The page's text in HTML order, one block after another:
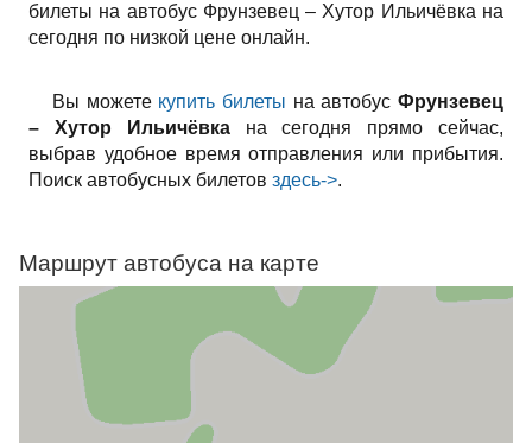
билеты на автобус Фрунзевец – Хутор Ильичёвка на
сегодня по низкой цене онлайн.
Вы можете купить билеты на автобусФрунзевец
– Хутор Ильичёвкана сегодня прямо сейчас,
выбрав удобное время отправления или прибытия.
Поиск автобусных билетов здесь->.
Маршрут автобуса на карте